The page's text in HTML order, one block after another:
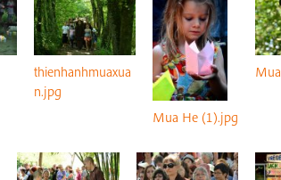
thienhanhmuaxua
n.jpg
Mua He (1).jpg